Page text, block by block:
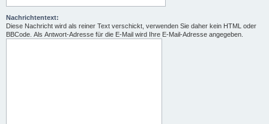
Nachrichtentext:
Diese Nachricht wird als reiner Text verschickt, verwenden Sie daher kein HTML oder
BBCode. Als Antwort-Adresse für die E-Mail wird Ihre E-Mail-Adresse angegeben.